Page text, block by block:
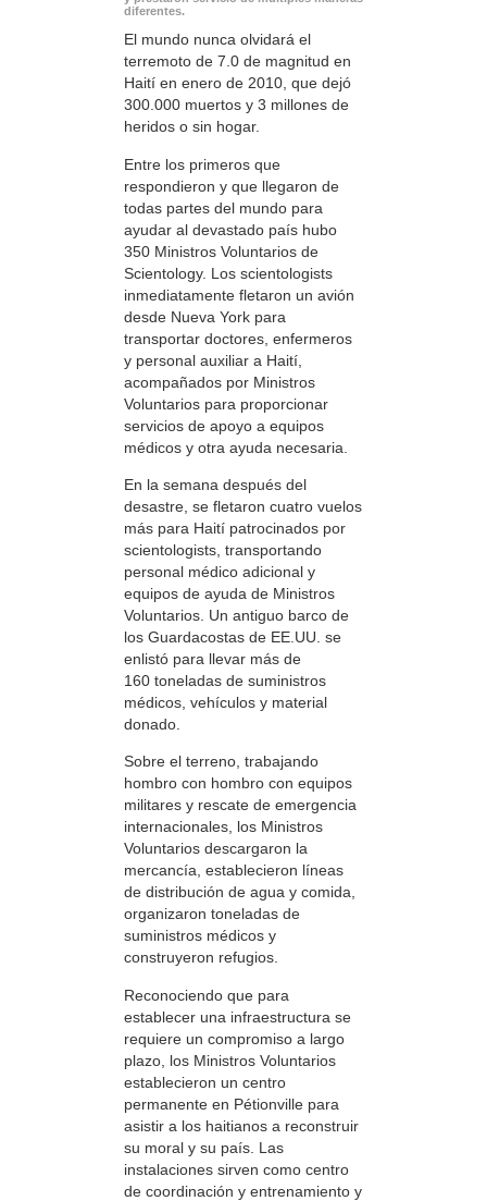
diferentes.
El mundo nunca olvidará el
terremoto de 7.0 de magnitud en
Haití en enero de 2010, que dejó
300.000 muertos y 3 millones de
heridos o sin hogar.
Entre los primeros que
respondieron y que llegaron de
todas partes del mundo para
ayudar al devastado país hubo
350 Ministros Voluntarios de
Scientology. Los scientologists
inmediatamente fletaron un avión
desde Nueva York para
transportar doctores, enfermeros
y personal auxiliar a Haití,
acompañados por Ministros
Voluntarios para proporcionar
servicios de apoyo a equipos
médicos y otra ayuda necesaria.
En la semana después del
desastre, se fletaron cuatro vuelos
más para Haití patrocinados por
scientologists, transportando
personal médico adicional y
equipos de ayuda de Ministros
Voluntarios. Un antiguo barco de
los Guardacostas de EE.UU. se
enlistó para llevar más de
160 toneladas de suministros
médicos, vehículos y material
donado.
Sobre el terreno, trabajando
hombro con hombro con equipos
militares y rescate de emergencia
internacionales, los Ministros
Voluntarios descargaron la
mercancía, establecieron líneas
de distribución de agua y comida,
organizaron toneladas de
suministros médicos y
construyeron refugios.
Reconociendo que para
establecer una infraestructura se
requiere un compromiso a largo
plazo, los Ministros Voluntarios
establecieron un centro
permanente en Pétionville para
asistir a los haitianos a reconstruir
su moral y su país. Las
instalaciones sirven como centro
de coordinación y entrenamiento y